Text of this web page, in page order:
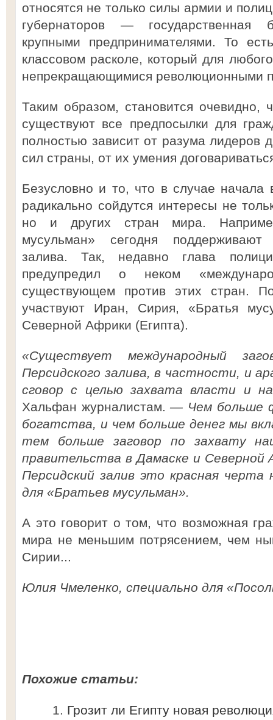
относятся не только силы армии и
губернаторов — государственная
крупными предпринимателями. То
классовом расколе, который для
непрекращающимися революционными
Таким образом, становится очевидно,
существуют все предпосылки для
полностью зависит от разума лидеров
сил страны, от их умения
Безусловно и то, что в случае начала
радикально сойдутся интересы не
но и других стран мира.
мусульман» сегодня поддерживают
залива. Так, недавно глава
предупредил о неком
существующем против этих стран.
участвуют Иран, Сирия, «Братья
Северной Африки (Египта).
«Существует международный
Персидского залива, в частности, и
сговор с целью захвата власти и
Хальфан журналистам.— Чем больше
богатства, и чем больше денег мы
тем больше заговор по захвату
правительства в Дамаске и
Персидский залив это красная
для «Братьев мусульман».
А это говорит о том, что возможная
мира не меньшим потрясением, чем
Сирии...
Юлия Чмеленко, специально для
Похожие статьи:
Грозит ли Египту новая